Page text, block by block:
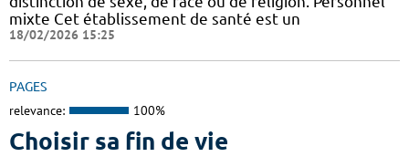
mixte Cet établissement de santé est un
18/02/2026 15:25
PAGES
relevance: 100%
Choisir sa fin de vie